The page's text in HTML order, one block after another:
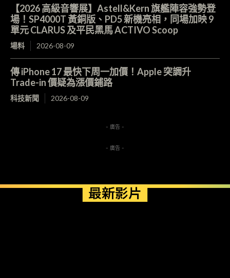
【2026 高級音響展】Astell&Kern 旗艦陣容強勢登
場！SP4000T 黃銅版、PD5 新機亮相，同場加映 9
單元 CLARUS 及平民黑馬 ACTIVO Scoop
場料 2026-08-09
傳 iPhone 17 最快下周一加價！Apple 突調升
Trade-in 價疑為漲價鋪路
科技新聞 2026-08-09
- 廣告 -
- 廣告 -
最新影片